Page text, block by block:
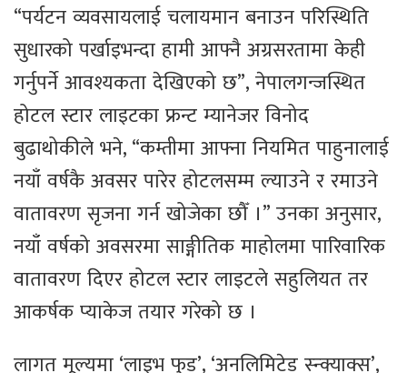
“पर्यटन व्यवसायलाई चलायमान बनाउन परिस्थिति
सुधारको पर्खाइभन्दा हामी आफ्नै अग्रसरतामा केही
गर्नुपर्ने आवश्यकता देखिएको छ”, नेपालगन्जस्थित
होटल स्टार लाइटका फ्रन्ट म्यानेजर विनोद
बुढाथोकीले भने, “कम्तीमा आफ्ना नियमित पाहुनालाई
नयाँ वर्षकै अवसर पारेर होटलसम्म ल्याउने र रमाउने
वातावरण सृजना गर्न खोजेका छौँ ।” उनका अनुसार,
नयाँ वर्षको अवसरमा साङ्गीतिक माहोलमा पारिवारिक
वातावरण दिएर होटल स्टार लाइटले सहुलियत तर
आकर्षक प्याकेज तयार गरेको छ ।
लागत मूल्यमा ‘लाइभ फुड’, ‘अनलिमिटेड स्न्क्याक्स’,